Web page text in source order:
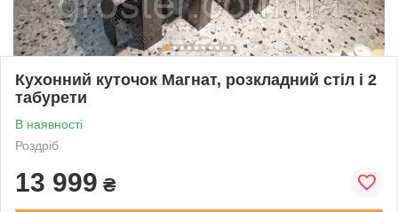
Кухонний куточок Магнат, розкладний стіл і 2
табурети
В наявності
Роздріб
13 999 ₴